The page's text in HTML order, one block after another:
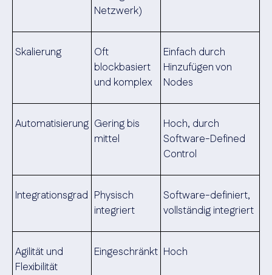
Netzwerk)
Skalierung
Oft
blockbasiert
und komplex
Einfach durch
Hinzufügen von
Nodes
Automatisierung Gering bis
mittel
Hoch, durch
Software-Defined
Control
Integrationsgrad Physisch
integriert
Software-definiert,
vollständig integriert
Agilität und
Flexibilität
Eingeschränkt Hoch